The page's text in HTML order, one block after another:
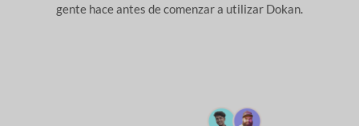
gente hace antes de comenzar a utilizar Dokan.